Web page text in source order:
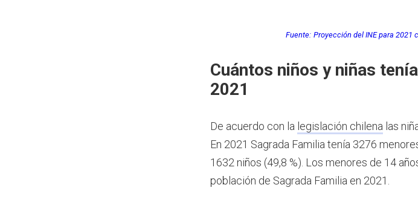
Fuente: Proyección del INE para 2021
Cuántos niños y niñas
2021
De acuerdo con la legislación chilena las
En 2021 Sagrada Familia tenía 3276
1632 niños (49,8 %). Los menores de 14
población de Sagrada Familia en 2021.